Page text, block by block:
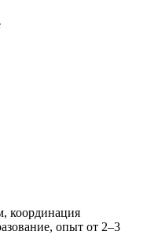
координация
опыт от 2–3